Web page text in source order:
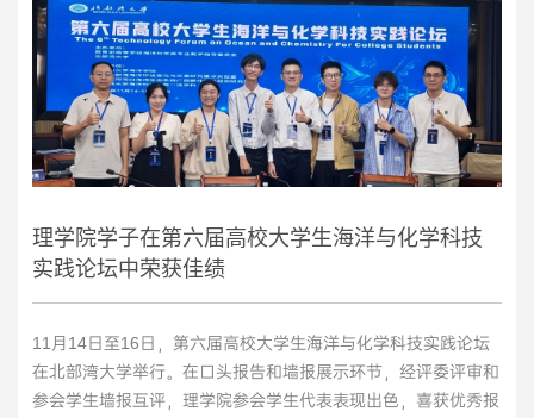
着东海岸校区的启用，汕头大学更是迈进了“一体多翼”推进高水
平大学建设的新起点，... >>
理学院学子在第六届高校大学生海洋与化学科技
实践论坛中荣获佳绩
11月14日至16日，第六届高校大学生海洋与化学科技实践论坛
在北部湾大学举行。在口头报告和墙报展示环节，经评委评审和
参会学生墙报互评，理学院参会学生代表表现出色，喜获优秀报